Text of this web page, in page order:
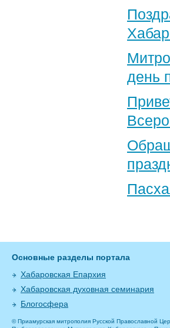
день
Основные разделы портала
Хабаровская Епархия
Хабаровская духовная семинария
Блогосфера
© Приамурская митрополия Русской Православной